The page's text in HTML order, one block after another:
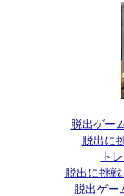
脱出ゲー
脱出に
ト
脱出に挑
脱出ゲー